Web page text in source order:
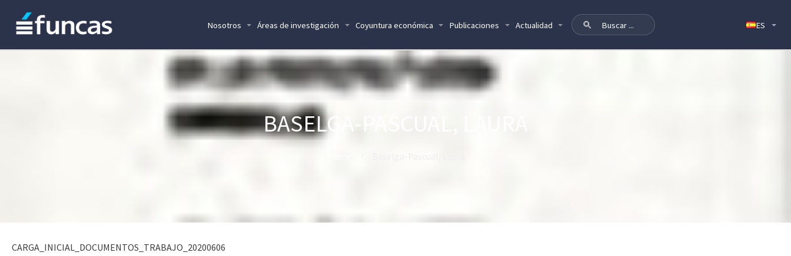
Nosotros Áreas de investigación Coyuntura económica Publicaciones Actualidad
BASELGA-PASCUAL, LAURA
CARGA_INICIAL_DOCUMENTOS_TRABAJO_20200606